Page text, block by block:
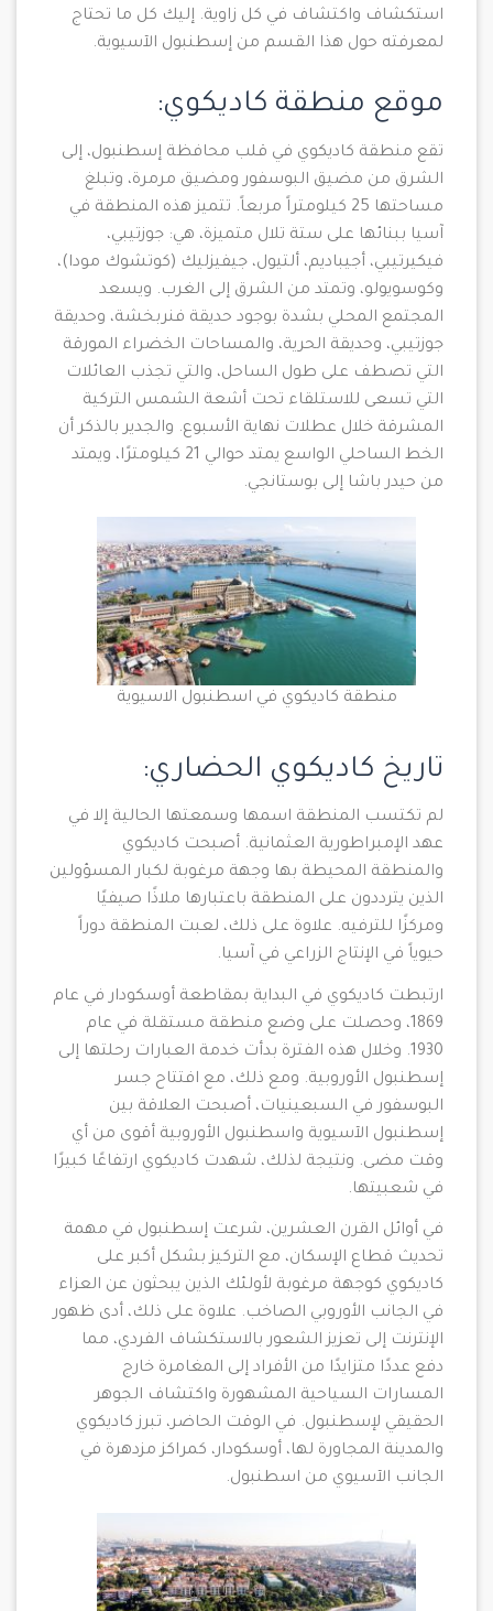
استكشاف واكتشاف في كل زاوية. إليك كل ما تحتاج
لمعرفته حول هذا القسم من إسطنبول الآسيوية.
موقع منطقة كاديكوي:
تقع منطقة كاديكوي في قلب محافظة إسطنبول، إلى
الشرق من مضيق البوسفور ومضيق مرمرة، وتبلغ
مساحتها 25 كيلومتراً مربعاً. تتميز هذه المنطقة في
آسيا ببنائها على ستة تلال متميزة، هي: جوزتيبي،
فيكيرتيبي، أجيباديم، ألتيول، جيفيزليك (كوتشوك مودا)،
وكوسويولو، وتمتد من الشرق إلى الغرب. ويسعد
المجتمع المحلي بشدة بوجود حديقة فنربخشة، وحديقة
جوزتيبي، وحديقة الحرية، والمساحات الخضراء المورقة
التي تصطف على طول الساحل، والتي تجذب العائلات
التي تسعى للاستلقاء تحت أشعة الشمس التركية
المشرقة خلال عطلات نهاية الأسبوع. والجدير بالذكر أن
الخط الساحلي الواسع يمتد حوالي 21 كيلومترًا، ويمتد
من حيدر باشا إلى بوستانجي.
منطقة كاديكوي في اسطنبول الاسيوية
تاريخ كاديكوي الحضاري:
لم تكتسب المنطقة اسمها وسمعتها الحالية إلا في
عهد الإمبراطورية العثمانية. أصبحت كاديكوي
والمنطقة المحيطة بها وجهة مرغوبة لكبار المسؤولين
الذين يترددون على المنطقة باعتبارها ملاذًا صيفيًا
ومركزًا للترفيه. علاوة على ذلك، لعبت المنطقة دوراً
حيوياً في الإنتاج الزراعي في آسيا.
ارتبطت كاديكوي في البداية بمقاطعة أوسكودار في عام
1869، وحصلت على وضع منطقة مستقلة في عام
1930. وخلال هذه الفترة بدأت خدمة العبارات رحلتها إلى
إسطنبول الأوروبية. ومع ذلك، مع افتتاح جسر
البوسفور في السبعينيات، أصبحت العلاقة بين
إسطنبول الآسيوية واسطنبول الأوروبية أقوى من أي
وقت مضى. ونتيجة لذلك، شهدت كاديكوي ارتفاعًا كبيرًا
في شعبيتها.
في أوائل القرن العشرين، شرعت إسطنبول في مهمة
تحديث قطاع الإسكان، مع التركيز بشكل أكبر على
كاديكوي كوجهة مرغوبة لأولئك الذين يبحثون عن العزاء
في الجانب الأوروبي الصاخب. علاوة على ذلك، أدى ظهور
الإنترنت إلى تعزيز الشعور بالاستكشاف الفردي، مما
دفع عددًا متزايدًا من الأفراد إلى المغامرة خارج
المسارات السياحية المشهورة واكتشاف الجوهر
الحقيقي لإسطنبول. في الوقت الحاضر، تبرز كاديكوي
والمدينة المجاورة لها، أوسكودار، كمراكز مزدهرة في
الجانب الآسيوي من اسطنبول.